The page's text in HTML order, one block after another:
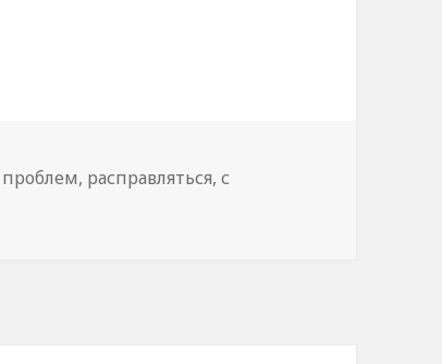
проблем, расправляться,с